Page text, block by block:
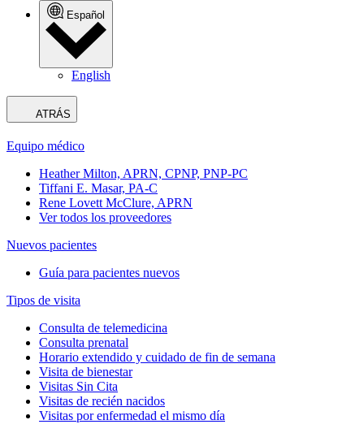
Español
English
ATRÁS
Equipo médico
Heather Milton, APRN, CPNP, PNP-PC
Tiffani E. Masar, PA-C
Rene Lovett McClure, APRN
Ver todos los proveedores
Nuevos pacientes
Guía para pacientes nuevos
Tipos de visita
Consulta de telemedicina
Consulta prenatal
Horario extendido y cuidado de fin de semana
Visita de bienestar
Visitas Sin Cita
Visitas de recién nacidos
Visitas por enfermedad el mismo día